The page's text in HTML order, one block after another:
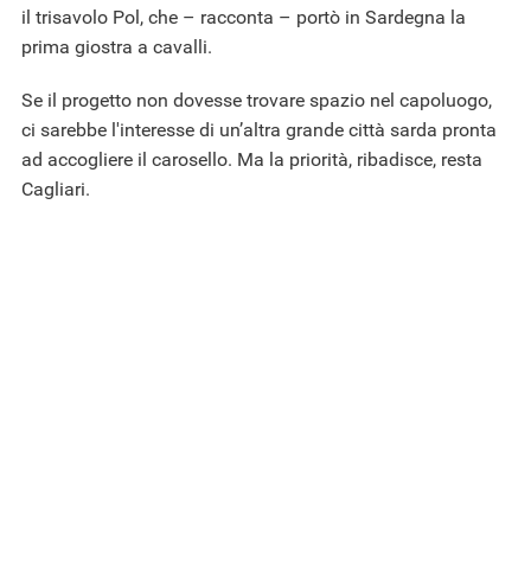
il trisavolo Pol, che – racconta – portò in Sardegna la
prima giostra a cavalli.
Se il progetto non dovesse trovare spazio nel capoluogo,
ci sarebbe l'interesse di un’altra grande città sarda pronta
ad accogliere il carosello. Ma la priorità, ribadisce, resta
Cagliari.